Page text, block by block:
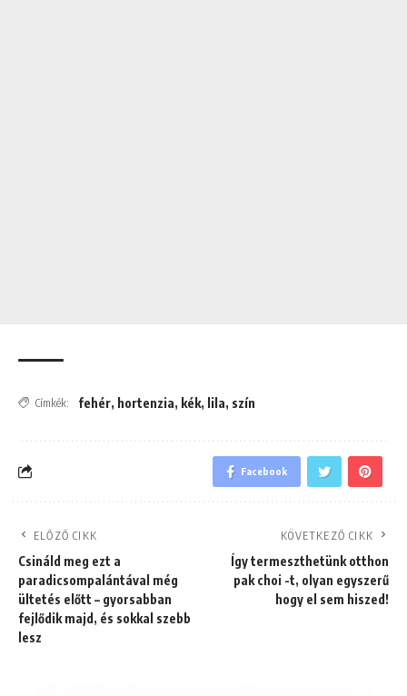
Címkék: fehér, hortenzia, kék, lila, szín
Facebook
ELŐZŐ CIKK
Csináld meg ezt a
paradicsompalántával még
ültetés előtt – gyorsabban
fejlődik majd, és sokkal szebb
lesz
KÖVETKEZŐ CIKK
Így termeszthetünk otthon
pak choi -t, olyan egyszerű
hogy el sem hiszed!